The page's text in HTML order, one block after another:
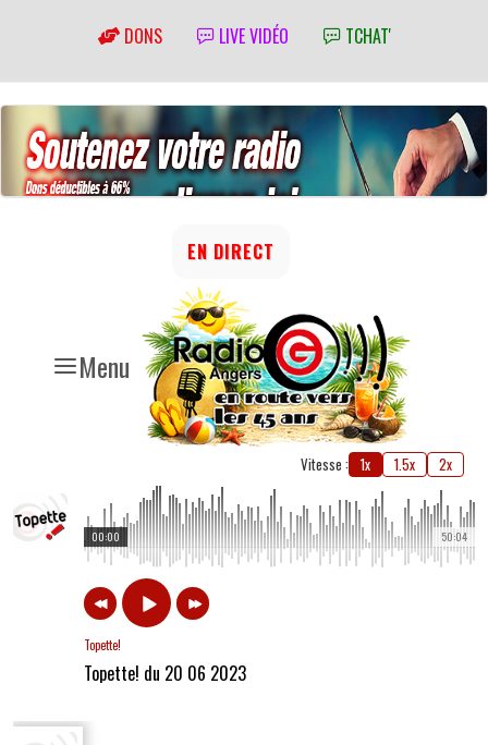
DONS LIVE VIDÉO TCHAT'
Menu
EN DIRECT
Vitesse : 1x 1.5x 2x
50:04
00:00
Topette!
Topette! du 20 06 2023